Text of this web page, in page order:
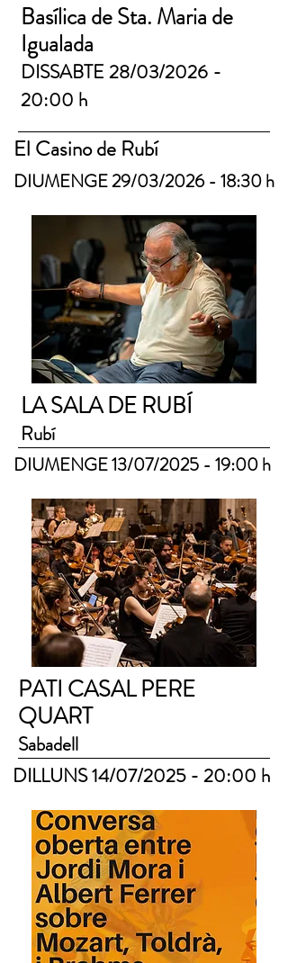
Basílica de Sta. Maria de
Igualada
DISSABTE 28/03/2026 -
20:00 h
El Casino de Rubí
DIUMENGE 29/03/2026 - 18:30 h
LA SALA DE RUBÍ
Rubí
DIUMENGE 13/07/2025 - 19:00 h
PATI CASAL PERE
QUART
Sabadell
DILLUNS 14/07/2025 - 20:00 h